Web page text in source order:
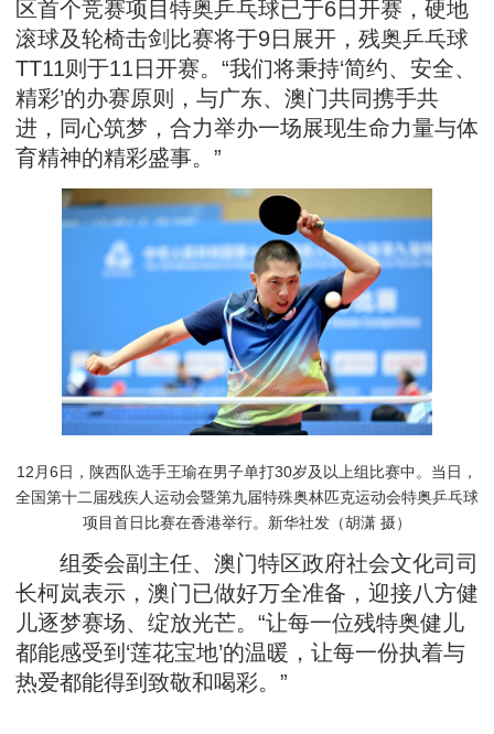
区首个竞赛项目特奥乒乓球已于6日开赛，硬地
滚球及轮椅击剑比赛将于9日展开，残奥乒乓球
TT11则于11日开赛。“我们将秉持‘简约、安全、
精彩’的办赛原则，与广东、澳门共同携手共
进，同心筑梦，合力举办一场展现生命力量与体
育精神的精彩盛事。”
12月6日，陕西队选手王瑜在男子单打30岁及以上组比赛中。当日，
全国第十二届残疾人运动会暨第九届特殊奥林匹克运动会特奥乒乓球
项目首日比赛在香港举行。新华社发（胡潇 摄）
组委会副主任、澳门特区政府社会文化司司
长柯岚表示，澳门已做好万全准备，迎接八方健
儿逐梦赛场、绽放光芒。“让每一位残特奥健儿
都能感受到‘莲花宝地’的温暖，让每一份执着与
热爱都能得到致敬和喝彩。”